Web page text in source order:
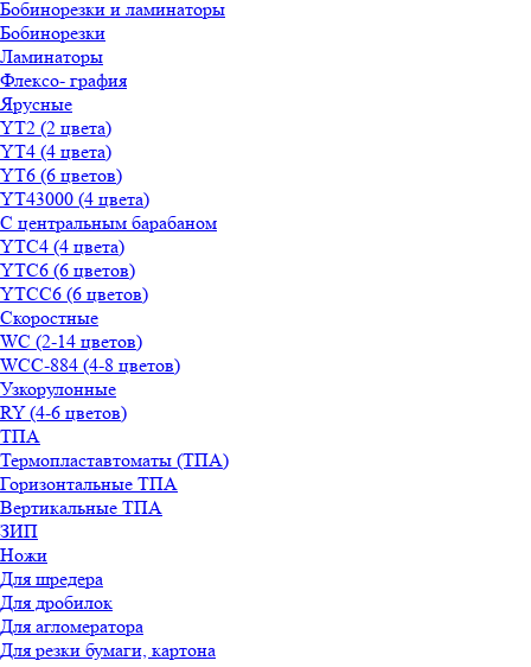
Бобинорезки и ламинаторы
Бобинорезки
Ламинаторы
Флексо- графия
Ярусные
YT2 (2 цвета)
YT4 (4 цвета)
YT6 (6 цветов)
YT43000 (4 цвета)
С центральным барабаном
YТС4 (4 цвета)
YТС6 (6 цветов)
YТСC6 (6 цветов)
Скоростные
WС (2-14 цветов)
WСС-884 (4-8 цветов)
Узкорулонные
RY (4-6 цветов)
ТПА
Термопластавтоматы (ТПА)
Горизонтальные ТПА
Вертикальные ТПА
ЗИП
Ножи
Для шредера
Для дробилок
Для агломератора
Для резки бумаги, картона